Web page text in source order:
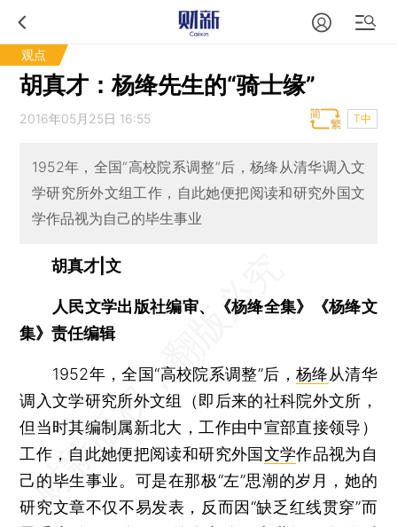
观点
胡真才：杨绛先生的“骑士缘”
2016年05月25日 16:55 T中
1952年，全国“高校院系调整”后，杨绛从清华调入文
学研究所外文组工作，自此她便把阅读和研究外国文
学作品视为自己的毕生事业
胡真才|文
人民文学出版社编审、《杨绛全集》《杨绛文
集》责任编辑
1952年，全国“高校院系调整”后，杨绛从清华
调入文学研究所外文组（即后来的社科院外文所，
但当时其编制属新北大，工作由中宣部直接领导）
工作，自此她便把阅读和研究外国文学作品视为自
己的毕生事业。可是在那极“左”思潮的岁月，她的
研究文章不仅不易发表，反而因“缺乏红线贯穿”而